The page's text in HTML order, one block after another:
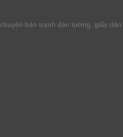
chuyên bán tranh dán tường, giấy